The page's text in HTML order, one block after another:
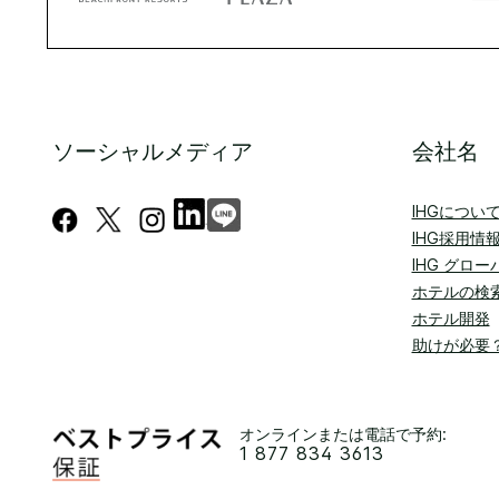
ソーシャルメディア 会社名
IHGについて
IHG採用情報
IHG グロー
ホテルの検
ホテル開発
助けが必要
オンラインまたは電話で予約:
1 877 834 3613